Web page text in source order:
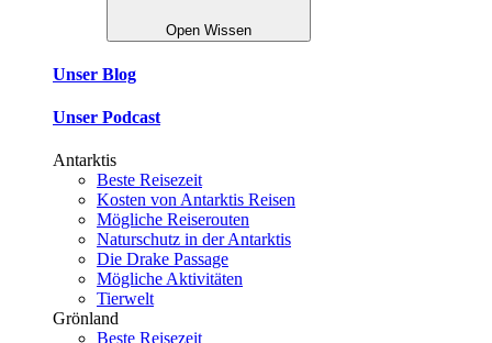
Open Wissen
Unser Blog
Unser Podcast
Antarktis
Beste Reisezeit
Kosten von Antarktis Reisen
Mögliche Reiserouten
Naturschutz in der Antarktis
Die Drake Passage
Mögliche Aktivitäten
Tierwelt
Grönland
Beste Reisezeit